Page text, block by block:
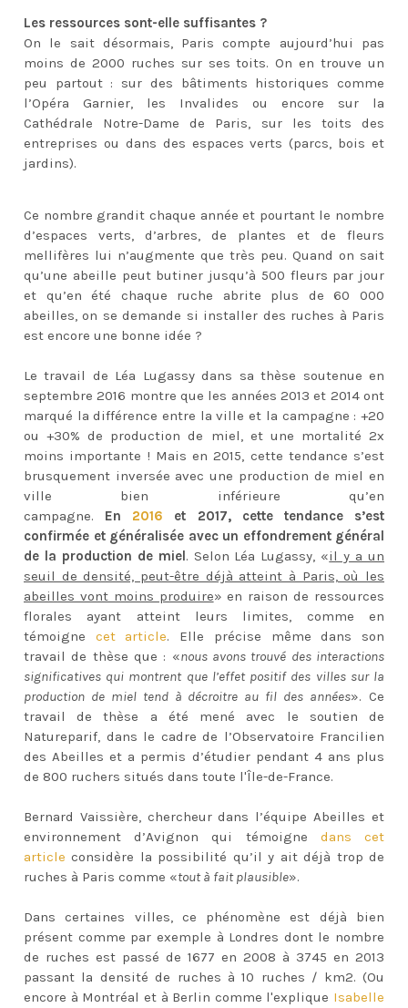
Les ressources sont-elle suffisantes ?
On le sait désormais, Paris compte aujourd’hui pas
moins de 2000 ruches sur ses toits. On en trouve un
peu partout : sur des bâtiments historiques comme
l’Opéra Garnier, les Invalides ou encore sur la
Cathédrale Notre-Dame de Paris, sur les toits des
entreprises ou dans des espaces verts (parcs, bois et
jardins).
Ce nombre grandit chaque année et pourtant le nombre
d’espaces verts, d’arbres, de plantes et de fleurs
mellifères lui n’augmente que très peu. Quand on sait
qu’une abeille peut butiner jusqu’à 500 fleurs par jour
et qu’en été chaque ruche abrite plus de 60 000
abeilles, on se demande si installer des ruches à Paris
est encore une bonne idée ?
Le travail de Léa Lugassy dans sa thèse soutenue en
septembre 2016 montre que les années 2013 et 2014 ont
marqué la différence entre la ville et la campagne : +20
ou +30% de production de miel, et une mortalité 2x
moins importante ! Mais en 2015, cette tendance s’est
brusquement inversée avec une production de miel en
ville bien inférieure qu’en
campagne. En 2016 et 2017,cette tendance s’est
confirmée et généralisée avec un effondrement général
de la production de miel. Selon Léa Lugassy, «il y a un
seuil de densité, peut-être déjà atteint à Paris, où les
abeilles vont moins produire» en raison de ressources
florales ayant atteint leurs limites, comme en
témoigne cet article. Elle précise même dans son
travail de thèse que : «nous avons trouvé des interactions
significatives qui montrent que l’effet positif des villes sur la
production de miel tend à décroitre au fil des années». Ce
travail de thèse a été mené avec le soutien de
Natureparif, dans le cadre de l’Observatoire Francilien
des Abeilles et a permis d’étudier pendant 4 ans plus
de 800 ruchers situés dans toute l'Île-de-France.
Bernard Vaissière, chercheur dans l’équipe Abeilles et
environnement d’Avignon qui témoigne dans cet
article considère la possibilité qu’il y ait déjà trop de
ruches à Paris comme «tout à fait plausible».
Dans certaines villes, ce phénomène est déjà bien
présent comme par exemple à Londres dont le nombre
de ruches est passé de 1677 en 2008 à 3745 en 2013
passant la densité de ruches à 10 ruches / km2. (Ou
encore à Montréal et à Berlin comme l'explique Isabelle